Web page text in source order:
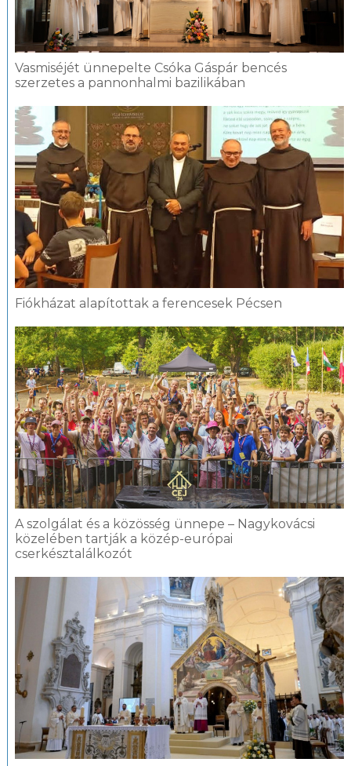
Vasmiséjét ünnepelte Csóka Gáspár bencés
szerzetes a pannonhalmi bazilikában
Fiókházat alapítottak a ferencesek Pécsen
A szolgálat és a közösség ünnepe – Nagykovácsi
közelében tartják a közép-európai
cserkésztalálkozót